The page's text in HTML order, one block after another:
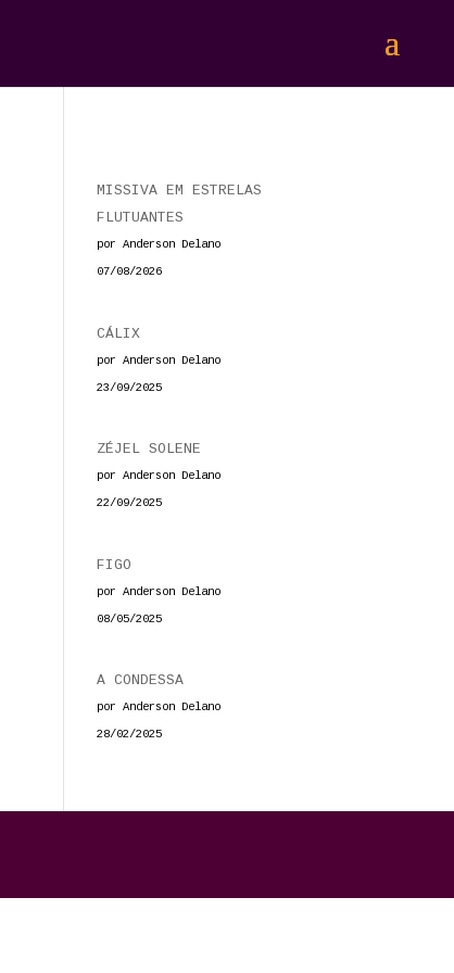
MISSIVA EM ESTRELAS
FLUTUANTES
por Anderson Delano
07/08/2026
CÁLIX
por Anderson Delano
23/09/2025
ZÉJEL SOLENE
por Anderson Delano
22/09/2025
FIGO
por Anderson Delano
08/05/2025
A CONDESSA
por Anderson Delano
28/02/2025